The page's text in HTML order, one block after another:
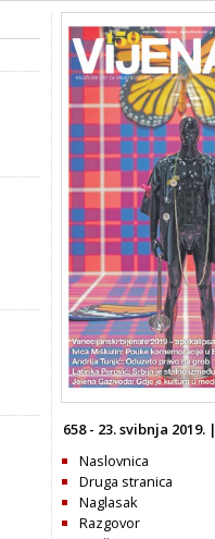
658 - 23. svibnja 2019. |
Naslovnica
Druga stranica
Naglasak
Razgovor